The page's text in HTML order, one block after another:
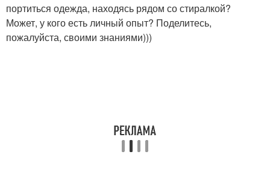
портиться одежда, находясь рядом со стиралкой?
Может, у кого есть личный опыт? Поделитесь,
пожалуйста, своими знаниями)))